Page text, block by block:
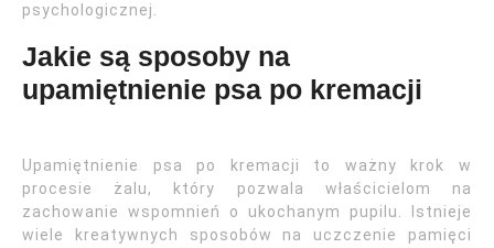
psychologicznej.
Jakie są sposoby na
upamiętnienie psa po kremacji
Upamiętnienie psa po kremacji to ważny krok w
procesie żalu, który pozwala właścicielom na
zachowanie wspomnień o ukochanym pupilu. Istnieje
wiele kreatywnych sposobów na uczczenie pamięci